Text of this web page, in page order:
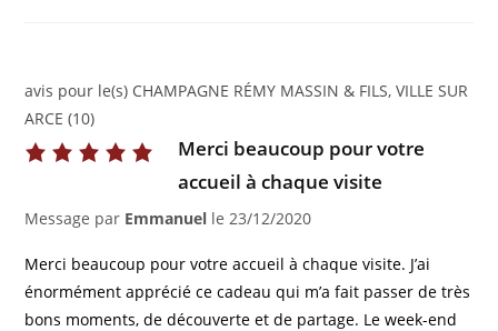
avis pour le(s) CHAMPAGNE RÉMY MASSIN & FILS, VILLE SUR
ARCE (10)
Merci beaucoup pour votre
accueil à chaque visite
Message par Emmanuel le23/12/2020
Merci beaucoup pour votre accueil à chaque visite. J’ai
énormément apprécié ce cadeau qui m’a fait passer de très
bons moments, de découverte et de partage. Le week-end